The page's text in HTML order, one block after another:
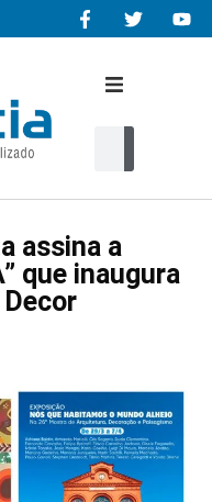
Início
Editorias
Cultura
Contato
home
assina a
que inaugura